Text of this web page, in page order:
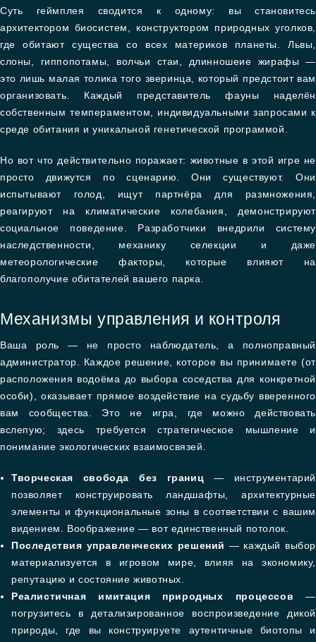
Суть геймплея сводится к одному: вы становитесь
архитектором биосистем, конструктором природных уголков,
где обитают существа со всех материков планеты. Львы,
слоны, гиппопотамы, волчьи стаи, длинношеие жирафы —
это лишь малая толика того зверинца, который предстоит вам
организовать. Каждый представитель фауны наделён
собственным темпераментом, индивидуальными запросами к
среде обитания и уникальной генетической программой.
Но вот что действительно поражает: животные в этой игре не
просто движутся по сценарию. Они существуют. Они
испытывают голод, ищут партнёра для размножения,
реагируют на климатические колебания, демонстрируют
социальное поведение. Разработчики внедрили систему
наследственности, механику селекции и даже
метеорологические факторы, которые влияют на
благополучие обитателей вашего парка.
Механизмы управления и контроля
Ваша роль — не просто наблюдатель, а полноправный
администратор. Каждое решение, которое вы принимаете (от
расположения водоёма до выбора соседства для конкретной
особи), оказывает прямое воздействие на судьбу вверенного
вам сообщества. Это не игра, где можно действовать
вслепую; здесь требуется стратегическое мышление и
понимание экологических взаимосвязей.
Творческая свобода без границ — инструментарий
позволяет конструировать ландшафты, архитектурные
элементы и функциональные зоны в соответствии с вашим
видением. Воображение — вот единственный потолок.
Последствия управленческих решений — каждый выбор
материализуется в игровом мире, влияя на экономику,
репутацию и состояние животных.
Реалистичная имитация природных процессов —
погрузитесь в детализированное воспроизведение дикой
природы, где вы конструируете аутентичные биотопы и